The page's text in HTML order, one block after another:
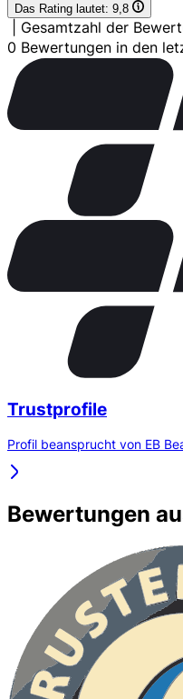
Das Rating lautet: 9,8
Gesamtzahl der
0 Bewertungen in den
Trustprofile
Profil beansprucht von EB
Bewertungen